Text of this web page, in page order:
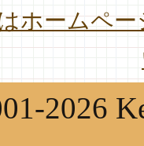
ホームペ
2026